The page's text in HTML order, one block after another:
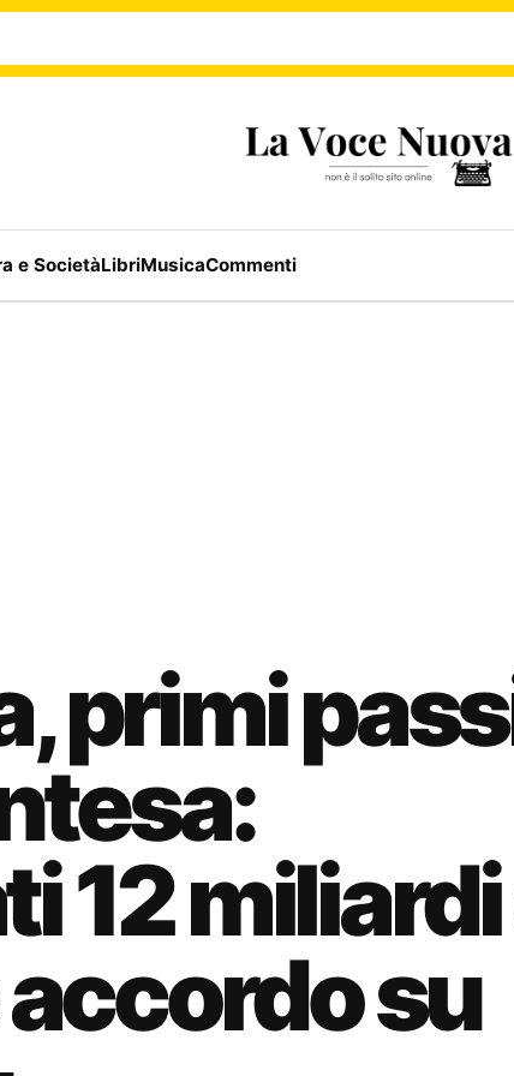
e SocietàLibriMusicaCommenti
primi
12
su